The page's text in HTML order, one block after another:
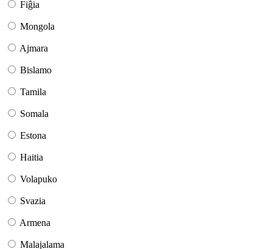
Fiĝia
Mongola
Ajmara
Bislamo
Tamila
Somala
Estona
Haitia
Volapuko
Svazia
Armena
Malajalama